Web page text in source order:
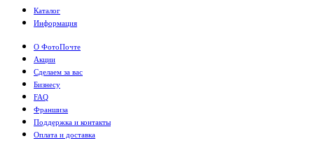
Каталог
Информация
О ФотоПочте
Акции
Сделаем за вас
Бизнесу
FAQ
Франшиза
Поддержка и контакты
Оплата и доставка